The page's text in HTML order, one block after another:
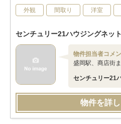
外観 間取り 洋室
センチュリー21ハウジングネット
物件担当者コメ
盛岡駅、商店街
センチュリー21
物件を詳